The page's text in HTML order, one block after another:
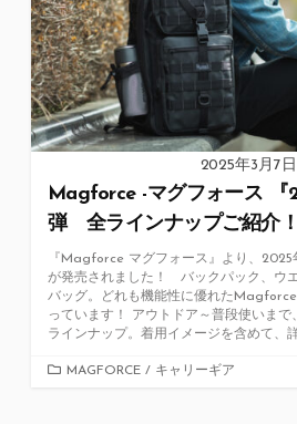
2025年3月7日
Magforce -マグフォース 『
弾 全ラインナップご紹介！
『Magforce マグフォース』より、2025
が発売されました！ バックパック、ウ
バッグ。どれも機能性に優れた
っています！ アウトドア～普段使いまで
ラインナップ。着用イメージを含めて、
カ
MAGFORCE / キャリーギア